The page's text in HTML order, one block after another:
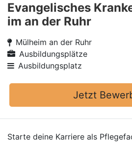
Evangelisches
im an der Ruhr
Mülheim an der Ruhr
Ausbildungsplätze
Ausbildungsplatz
Jetzt
Starte deine Karriere als